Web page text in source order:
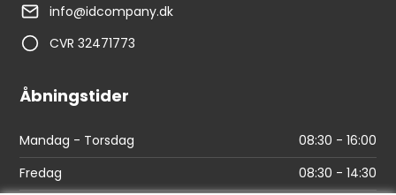
info@idcompany.dk
CVR 32471773
Åbningstider
Mandag - Torsdag
08:30 - 16:00
Fredag
08:30 - 14:30